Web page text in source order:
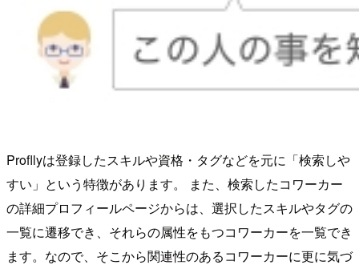
Profllyは登録したスキルや資格・タグなどを元に「検索しや
すい」という特徴があります。 また、検索したコワーカー
の詳細プロフィールページからは、選択したスキルやタグの
一覧に遷移でき、それらの属性をもつコワーカーを一覧でき
ます。なので、そこから関連性のあるコワーカーに更に気づ